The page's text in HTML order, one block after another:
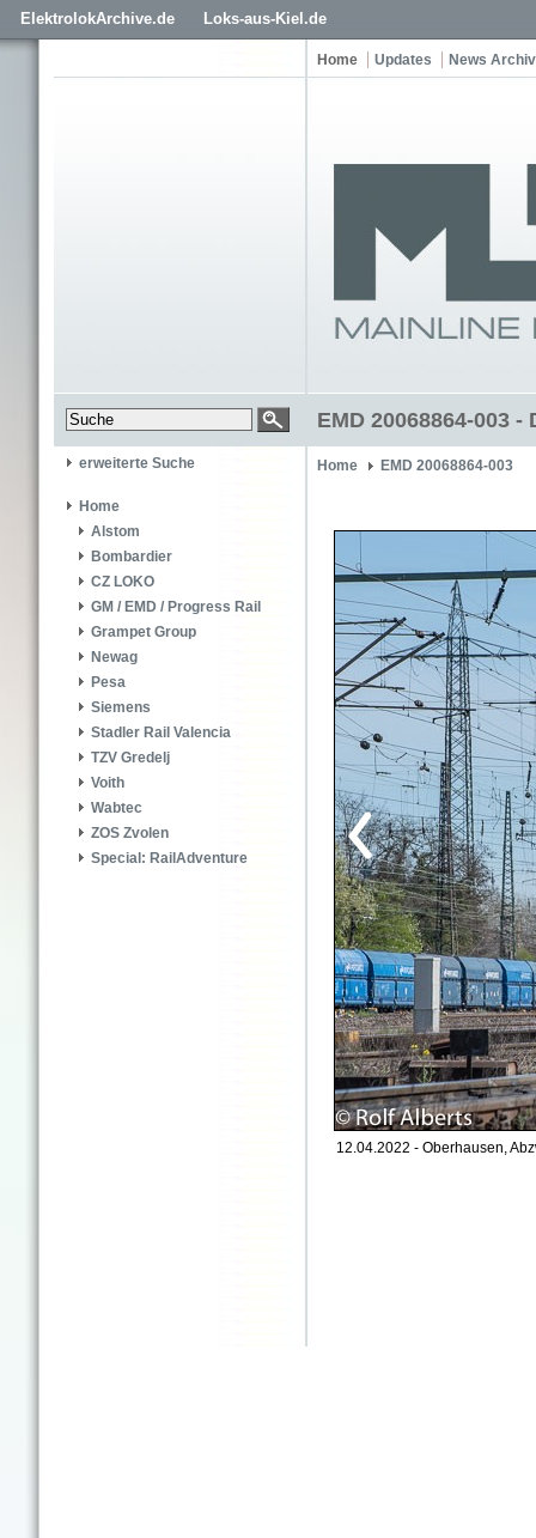
ElektrolokArchive.de Loks-aus-Kiel.de
Home Updates News Archiv
EMD 20068864-003
erweiterte Suche
Home
Alstom
Bombardier
CZ LOKO
GM / EMD / Progress Rail
Grampet Group
Newag
Pesa
Siemens
Stadler Rail Valencia
TZV Gredelj
Voith
Wabtec
ZOS Zvolen
Special: RailAdventure
Home EMD 20068864-003
12.04.2022 - Oberhausen,